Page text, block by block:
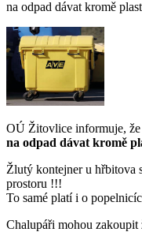
na odpad dávat kromě
OÚ Žitovlice informuje, že
na odpad dávat kromě
Žlutý kontejner u hřbitova
prostoru !!!
To samé platí i o
Chalupáři mohou